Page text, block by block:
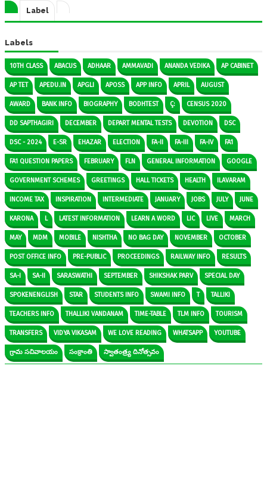
Label
Labels
10TH CLASS ABACUS ADHAAR AMMAVADI ANANDA VEDIKA AP CABINET
AP TET APEDU.IN APGLI APOSS APP INFO APRIL AUGUST
AWARD BANK INFO BIOGRAPHY BODHTEST Ç: CENSUS 2020
DD SAPTHAGIRI DECEMBER DEPART MENTAL TESTS DEVOTION DSC
DSC - 2024 E-SR EHAZAR ELECTION FA-II FA-III FA-IV FA1
FA1 QUESTION PAPERS FEBRUARY FLN GENERAL INFORMATION GOOGLE
GOVERNMENT SCHEMES GREETINGS HALL TICKETS HEALTH ILAVARAM
INCOME TAX INSPIRATION INTERMEDIATE JANUARY JOBS JULY JUNE
KARONA L LATEST INFORMATION LEARN A WORD LIC LIVE MARCH
MAY MDM MOBILE NISHTHA NO BAG DAY NOVEMBER OCTOBER
POST OFFICE INFO PRE-PUBLIC PROCEEDINGS RAILWAY INFO RESULTS
SA-I SA-II SARASWATHI SEPTEMBER SHIKSHAK PARV SPECIAL DAY
SPOKENENGLISH STAR STUDENTS INFO SWAMI INFO T TALLIKI
TEACHERS INFO THALLIKI VANDANAM TIME-TABLE TLM INFO TOURISM
TRANSFERS VIDYA VIKASAM WE LOVE READING WHATSAPP YOUTUBE
గ్రామ సచివాలయం సంక్రాంతి స్వాతంత్ర్య దినోత్సవం